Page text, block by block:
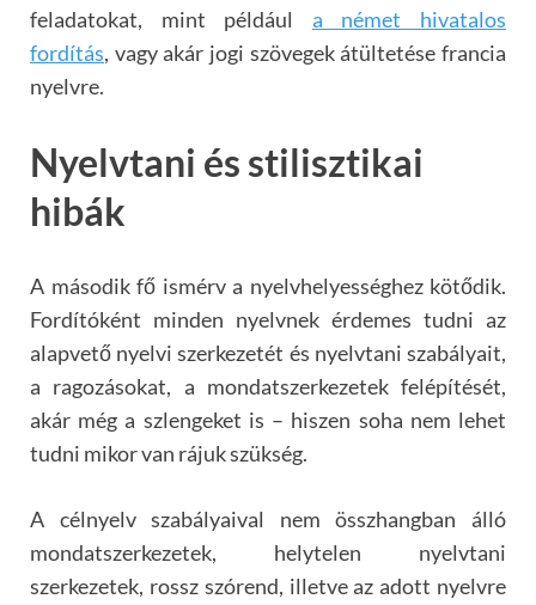
feladatokat, mint például a német hivatalos
fordítás, vagy akár jogi szövegek átültetése francia
nyelvre.
Nyelvtani és stilisztikai
hibák
A második fő ismérv a nyelvhelyességhez kötődik.
Fordítóként minden nyelvnek érdemes tudni az
alapvető nyelvi szerkezetét és nyelvtani szabályait,
a ragozásokat, a mondatszerkezetek felépítését,
akár még a szlengeket is – hiszen soha nem lehet
tudni mikor van rájuk szükség.
A célnyelv szabályaival nemösszhangban álló
mondatszerkezetek, helytelen nyelvtani
szerkezetek, rossz szórend, illetve az adott nyelvre